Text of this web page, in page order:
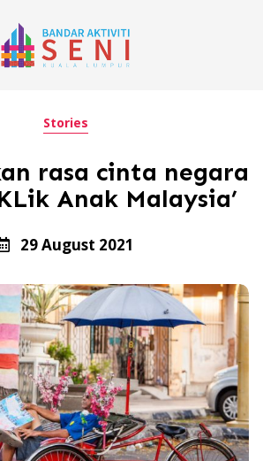
Stories
rasa cinta negara
Anak Malaysia’
29 August 2021